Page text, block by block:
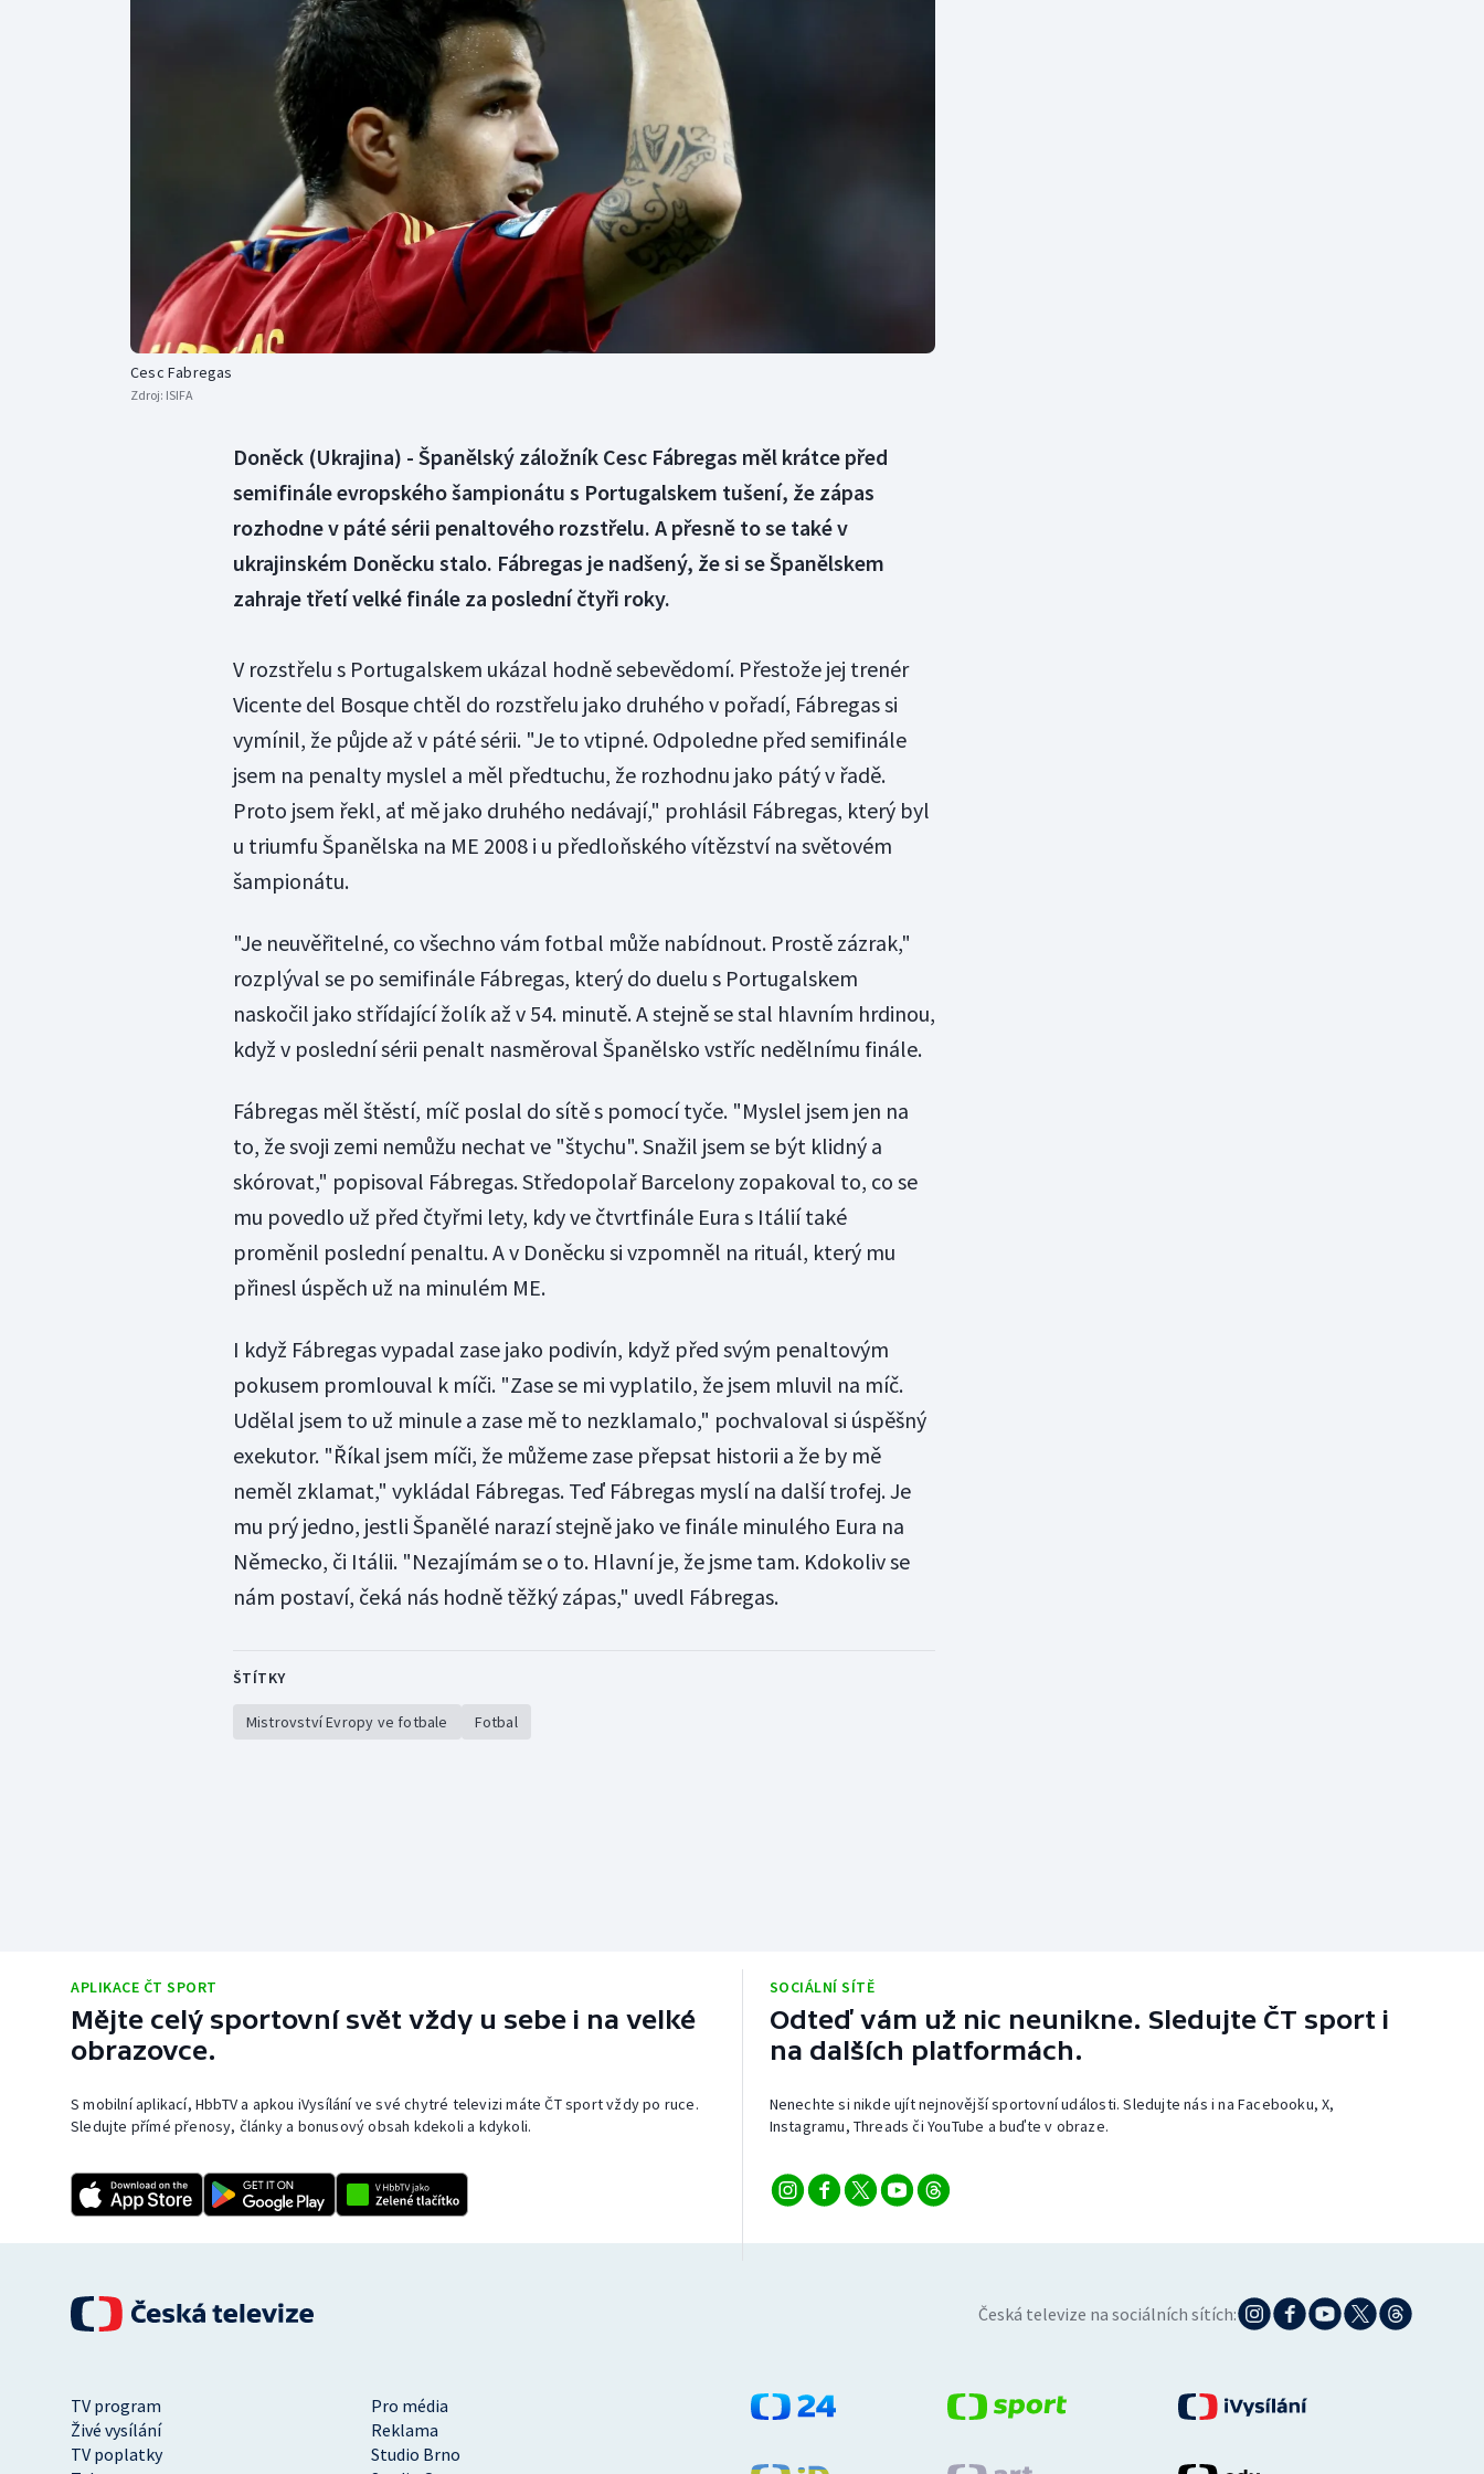
Curling
Dostihy
Florbal
Futsal
Golf
Gymnastika
Moderní pětiboj
Motorsport
Olympijské hry
Parasport
Plavání
Plážový volejbal
Cesc Fabregas
Zdroj: ISIFA
Doněck (Ukrajina) - Španělský záložník Cesc Fábregas měl krátce před
semifinále evropského šampionátu s Portugalskem tušení, že zápas
rozhodne v páté sérii penaltového rozstřelu. A přesně to se také v
ukrajinském Doněcku stalo. Fábregas je nadšený, že si se Španělskem
zahraje třetí velké finále za poslední čtyři roky.
V rozstřelu s Portugalskem ukázal hodně sebevědomí. Přestože jej trenér
Vicente del Bosque chtěl do rozstřelu jako druhého v pořadí, Fábregas si
vymínil, že půjde až v páté sérii. "Je to vtipné. Odpoledne před semifinále
jsem na penalty myslel a měl předtuchu, že rozhodnu jako pátý v řadě.
Proto jsem řekl, ať mě jako druhého nedávají," prohlásil Fábregas, který byl
u triumfu Španělska na ME 2008 i u předloňského vítězství na světovém
šampionátu.
"Je neuvěřitelné, co všechno vám fotbal může nabídnout. Prostě zázrak,"
rozplýval se po semifinále Fábregas, který do duelu s Portugalskem
naskočil jako střídající žolík až v 54. minutě. A stejně se stal hlavním hrdinou,
když v poslední sérii penalt nasměroval Španělsko vstříc nedělnímu finále.
Fábregas měl štěstí, míč poslal do sítě s pomocí tyče. "Myslel jsem jen na
to, že svoji zemi nemůžu nechat ve "štychu". Snažil jsem se být klidný a
skórovat," popisoval Fábregas. Středopolař Barcelony zopakoval to, co se
mu povedlo už před čtyřmi lety, kdy ve čtvrtfinále Eura s Itálií také
proměnil poslední penaltu. A v Doněcku si vzpomněl na rituál, který mu
přinesl úspěch už na minulém ME.
I když Fábregas vypadal zase jako podivín, když před svým penaltovým
pokusem promlouval k míči. "Zase se mi vyplatilo, že jsem mluvil na míč.
Udělal jsem to už minule a zase mě to nezklamalo," pochvaloval si úspěšný
exekutor. "Říkal jsem míči, že můžeme zase přepsat historii a že by mě
neměl zklamat," vykládal Fábregas. Teď Fábregas myslí na další trofej. Je
mu prý jedno, jestli Španělé narazí stejně jako ve finále minulého Eura na
Německo, či Itálii. "Nezajímám se o to. Hlavní je, že jsme tam. Kdokoliv se
nám postaví, čeká nás hodně těžký zápas," uvedl Fábregas.
ŠTÍTKY
Mistrovství Evropy ve fotbale Fotbal
APLIKACE ČT SPORT
Mějte celý sportovní svět vždy u sebe i na velké
obrazovce.
S mobilní aplikací, HbbTV a apkou iVysílání ve své chytré televizi máte ČT sport vždy po ruce.
Sledujte přímé přenosy, články a bonusový obsah kdekoli a kdykoli.
SOCIÁLNÍ SÍTĚ
Odteď vám už nic neunikne. Sledujte ČT sport i
na dalších platformách.
Nenechte si nikde ujít nejnovější sportovní události. Sledujte nás i na Facebooku, X,
Instagramu, Threads či YouTube a buďte v obraze.
Česká televize na sociálních sítích:
TV program
Pro média
Živé vysílání
Reklama
TV poplatky
Studio Brno